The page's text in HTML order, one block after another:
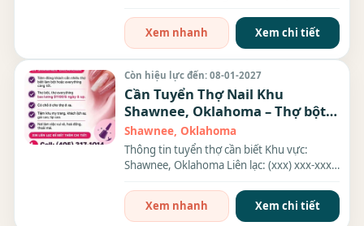
Xem nhanh
Xem chi tiết
Còn hiệu lực đến: 08-01-2027
Cần Tuyển Thợ Nail Khu
Shawnee, Oklahoma – Thợ bột,
Everything
Shawnee, Oklahoma
Thông tin tuyển thợ cần biết Khu vực:
Shawnee, Oklahoma Liên lạc: (xxx) xxx-xxxx
Xem nhanh
Xem chi tiết